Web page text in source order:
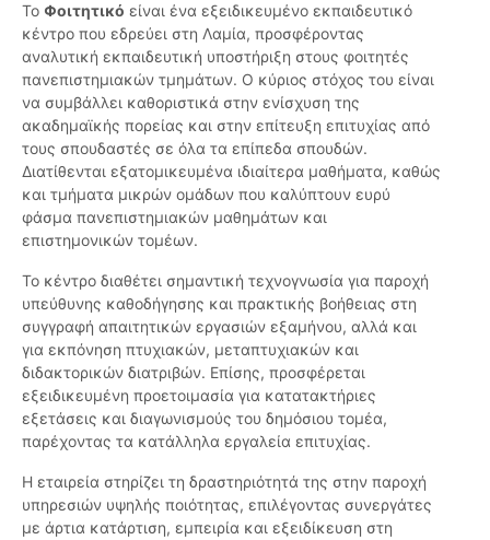
Το Φοιτητικό είναι ένα εξειδικευμένο εκπαιδευτικό
κέντρο που εδρεύει στη Λαμία, προσφέροντας
αναλυτική εκπαιδευτική υποστήριξη στους φοιτητές
πανεπιστημιακών τμημάτων. Ο κύριος στόχος του είναι
να συμβάλλει καθοριστικά στην ενίσχυση της
ακαδημαϊκής πορείας και στην επίτευξη επιτυχίας από
τους σπουδαστές σε όλα τα επίπεδα σπουδών.
Διατίθενται εξατομικευμένα ιδιαίτερα μαθήματα, καθώς
και τμήματα μικρών ομάδων που καλύπτουν ευρύ
φάσμα πανεπιστημιακών μαθημάτων και
επιστημονικών τομέων.
Το κέντρο διαθέτει σημαντική τεχνογνωσία για παροχή
υπεύθυνης καθοδήγησης και πρακτικής βοήθειας στη
συγγραφή απαιτητικών εργασιών εξαμήνου, αλλά και
για εκπόνηση πτυχιακών, μεταπτυχιακών και
διδακτορικών διατριβών. Επίσης, προσφέρεται
εξειδικευμένη προετοιμασία για κατατακτήριες
εξετάσεις και διαγωνισμούς του δημόσιου τομέα,
παρέχοντας τα κατάλληλα εργαλεία επιτυχίας.
Η εταιρεία στηρίζει τη δραστηριότητά της στην παροχή
υπηρεσιών υψηλής ποιότητας, επιλέγοντας συνεργάτες
με άρτια κατάρτιση, εμπειρία και εξειδίκευση στη